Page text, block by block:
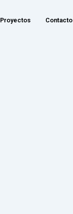
Proyectos Contacto